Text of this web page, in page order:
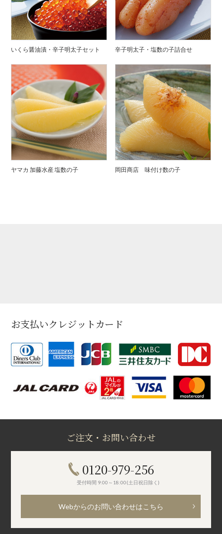
いくら醤油漬・辛子明太子セット 辛子明太子・塩数の子詰合せ
ヤマカ 加藤水産 塩数の子 岡田商店 味付け数の子
お支払いクレジットカード
ご注文・お問い合わせ
0120-979-256
受付時間 9:00～18:00(土日祝日除く)
Webからのお問い合わせはこちら